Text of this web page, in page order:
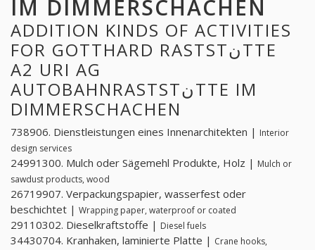
IM DIMMERSCHACHEN
ADDITION KINDS OF ACTIVITIES
FOR GOTTHARD RASTSTنTTE
A2 URI AG
AUTOBAHNRASTSTنTTE IM
DIMMERSCHACHEN
738906. Dienstleistungen eines Innenarchitekten | Interior
design services
24991300. Mulch oder Sägemehl Produkte, Holz | Mulch or
sawdust products, wood
26719907. Verpackungspapier, wasserfest oder
beschichtet | Wrapping paper, waterproof or coated
29110302. Dieselkraftstoffe | Diesel fuels
34430704. Kranhaken, laminierte Platte | Crane hooks,